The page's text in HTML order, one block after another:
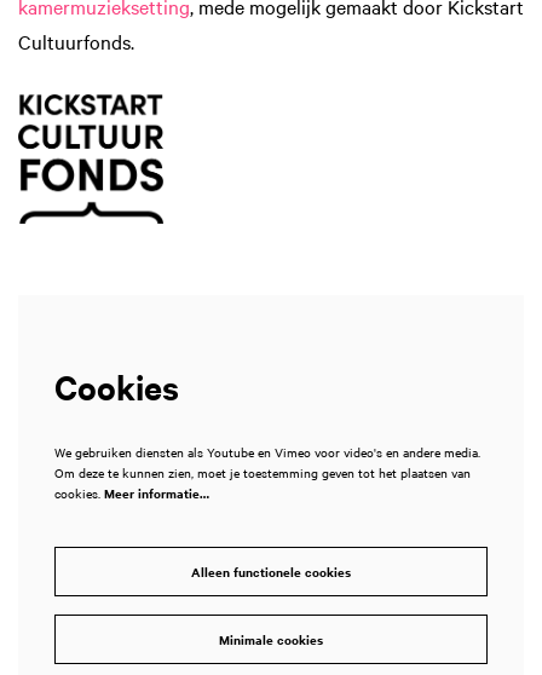
kamermuzieksetting, mede mogelijk gemaakt door Kickstart
Cultuurfonds.
Cookies
We gebruiken diensten als Youtube en Vimeo voor video's en andere media.
Om deze te kunnen zien, moet je toestemming geven tot het plaatsen van
cookies. Meer informatie…
Alleen functionele cookies
Minimale cookies